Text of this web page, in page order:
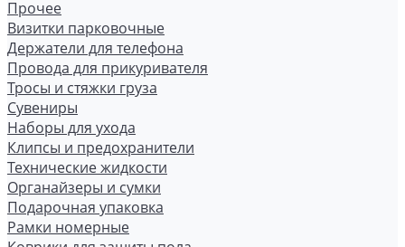
Прочее
Визитки парковочные
Держатели для телефона
Провода для прикуривателя
Тросы и стяжки груза
Сувениры
Наборы для ухода
Клипсы и предохранители
Технические жидкости
Органайзеры и сумки
Подарочная упаковка
Рамки номерные